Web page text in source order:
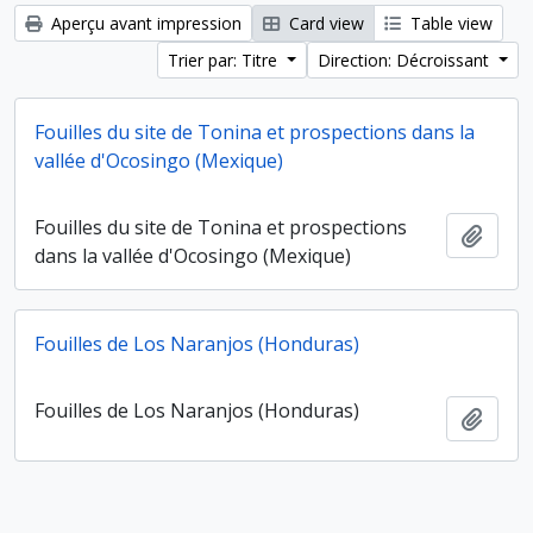
Aperçu avant impression Card view
Table view
Trier par: Titre
Direction: Décroissant
Fouilles du site de Tonina et prospections dans la
vallée d'Ocosingo (Mexique)
Fouilles du site de Tonina et prospections
dans la vallée d'Ocosingo (Mexique)
Fouilles de Los Naranjos (Honduras)
Fouilles de Los Naranjos (Honduras)